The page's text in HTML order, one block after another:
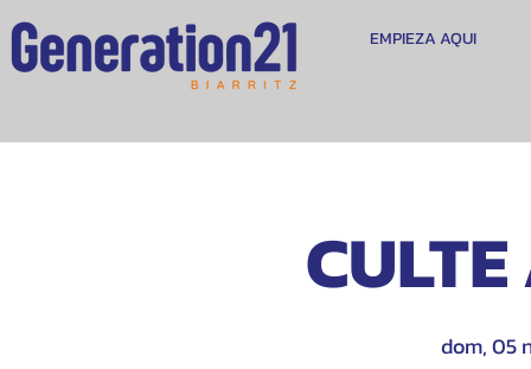
EMPIEZA AQUI
dom, 05